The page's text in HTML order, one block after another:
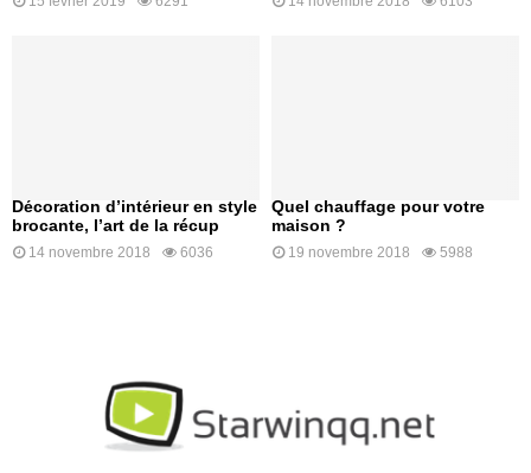
Décoration d’intérieur en style
brocante, l’art de la récup
14 novembre 2018 6036
Quel chauffage pour votre
maison ?
19 novembre 2018 5988